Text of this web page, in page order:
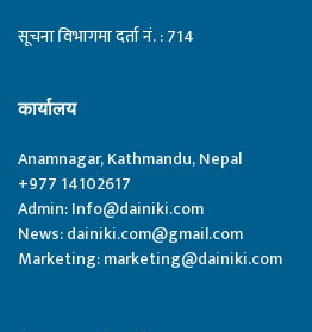
सूचना विभागमा दर्ता नं. : 714
कार्यालय
Anamnagar, Kathmandu, Nepal
+977 14102617
Admin:Info@dainiki.com
News:dainiki.com@gmail.com
Marketing:marketing@dainiki.com